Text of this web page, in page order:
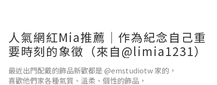
有層次感 不會過於單調
無論是骨感還是肉感女孩絕對都能輕鬆駕馭！
人氣網紅Mia推薦｜作為紀念自己重
要時刻的象徵（來自@limia1231）
最近出門配戴的飾品新歡都是 @emstudiotw 家的，
喜歡他們家各種氣質、溫柔、個性的飾品，